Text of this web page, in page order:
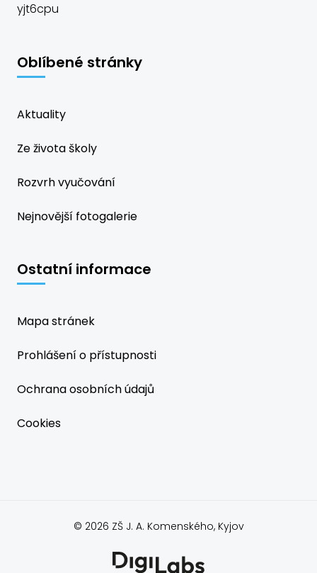
yjt6cpu
Oblíbené stránky
Aktuality
Ze života školy
Rozvrh vyučování
Nejnovější fotogalerie
Ostatní informace
Mapa stránek
Prohlášení o přístupnosti
Ochrana osobních údajů
Cookies
© 2026 ZŠ J. A. Komenského, Kyjov